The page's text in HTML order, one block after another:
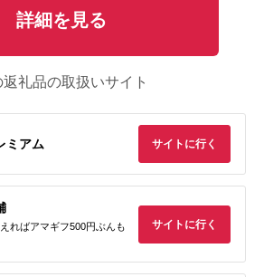
詳細を見る
返礼品の取扱いサイト
ミアム サイトに行く
ればアマギフ500円ぶんも
サイトに行く